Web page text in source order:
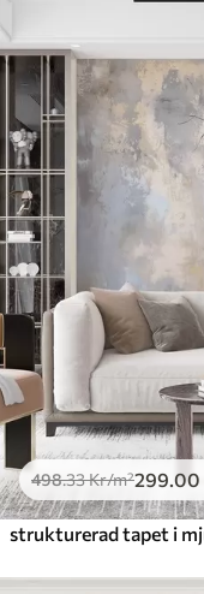
498.33Kr/m²299.00